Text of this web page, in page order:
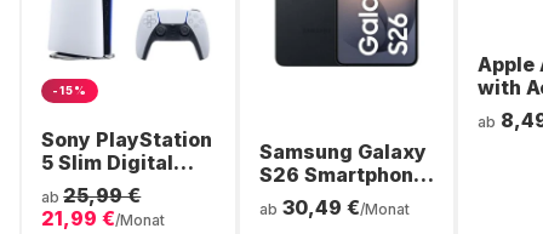
-15%
Sony PlayStation
5 Slim Digital
Console
ab 25,99 €
21,99 €/Monat
Samsung Galaxy
S26 Smartphone
- 256GB - Dual
SIM
ab 30,49 €/Monat
Apple
with
Noise
ab